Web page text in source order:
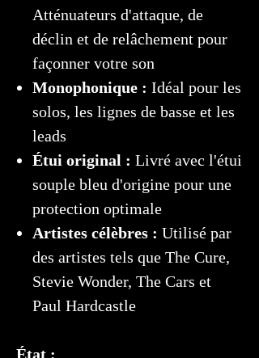
Atténuateurs d'attaque, de
déclin et de relâchement pour
façonner votre son
Monophonique : Idéal pour les
solos, les lignes de basse et les
leads
Étui original : Livré avec l'étui
souple bleu d'origine pour une
protection optimale
Artistes célèbres : Utilisé par
des artistes tels que The Cure,
Stevie Wonder, The Cars et
Paul Hardcastle
État :